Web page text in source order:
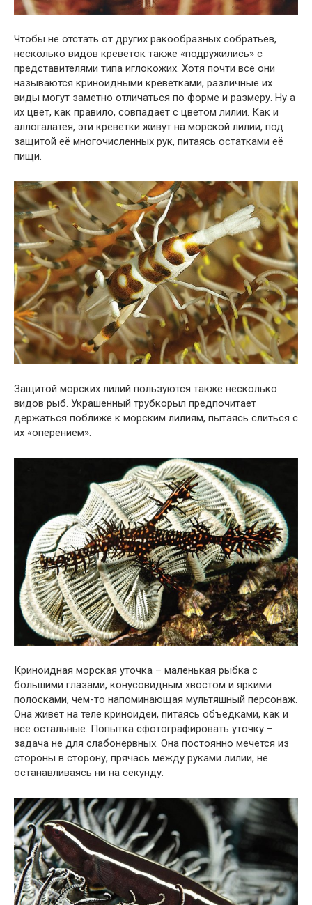
Чтобы не отстать от других ракообразных собратьев,
несколько видов креветок также «подружились» с
представителями типа иглокожих. Хотя почти все они
называются криноидными креветками, различные их
виды могут заметно отличаться по форме и размеру. Ну а
их цвет, как правило, совпадает с цветом лилии. Как и
аллогалатея, эти креветки живут на морской лилии, под
защитой её многочисленных рук, питаясь остатками её
пищи.
Защитой морских лилий пользуются также несколько
видов рыб. Украшенный трубкорыл предпочитает
держаться поближе к морским лилиям, пытаясь слиться с
их «оперением».
Криноидная морская уточка – маленькая рыбка с
большими глазами, конусовидным хвостом и яркими
полосками, чем-то напоминающая мультяшный персонаж.
Она живет на теле криноидеи, питаясь объедками, как и
все остальные. Попытка сфотографировать уточку –
задача не для слабонервных. Она постоянно мечется из
стороны в сторону, прячась между руками лилии, не
останавливаясь ни на секунду.